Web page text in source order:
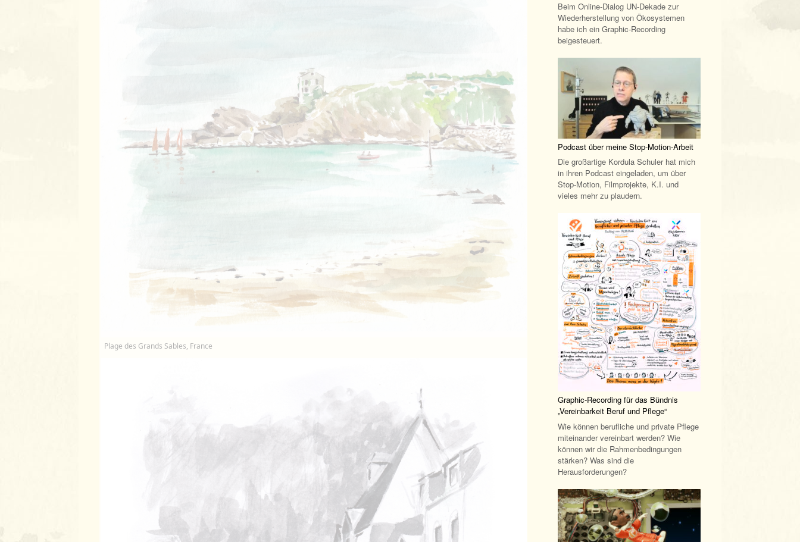
Plage des Grands Sables, France
Beim Online-Dialog UN-Dekade zur
Wiederherstellung von Ökosystemen
habe ich ein Graphic-Recording
beigesteuert.
Podcast über meine Stop-Motion-Arbeit
Die großartige Kordula Schuler hat mich
in ihren Podcast eingeladen, um über
Stop-Motion, Filmprojekte, K.I. und
vieles mehr zu plaudern.
Graphic-Recording für das Bündnis
„Vereinbarkeit Beruf und Pflege“
Wie können berufliche und private Pflege
miteinander vereinbart werden? Wie
können wir die Rahmenbedingungen
stärken? Was sind die
Herausforderungen?